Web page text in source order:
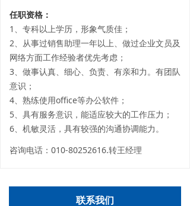
联系我们
任职资格：
1、专科以上学历，形象气质佳；
2、从事过销售助理一年以上、做过企业文员及
网络方面工作经验者优先考虑；
3、做事认真、细心、负责、有亲和力。有团队
意识；
4、熟练使用office等办公软件；
5、具有服务意识，能适应较大的工作压力；
6、机敏灵活，具有较强的沟通协调能力。
咨询电话：010-80252616.转王经理